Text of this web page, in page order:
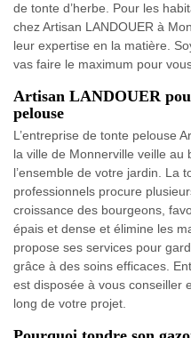
de tonte d’herbe. Pour les
chez Artisan LANDOUER à
leur expertise en la matière.
vas faire le maximum pour
Artisan LANDOUER
pelouse
L’entreprise de tonte pelouse
la ville de Monnerville veille
l’ensemble de votre jardin. La
professionnels procure
croissance des bourgeons,
épais et dense et élimine les
propose ses services pour
grâce à des soins efficaces.
est disposée à vous conseiller
long de votre projet.